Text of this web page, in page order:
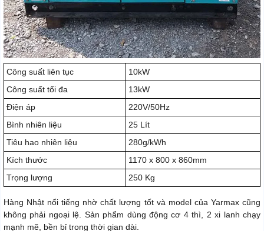
Công suất liên tục
10kW
Công suất tối đa
13kW
Điện áp
220V/50Hz
Bình nhiên liệu
25 Lít
Tiêu hao nhiên liệu
280g/kWh
Kích thước
1170 x 800 x 860mm
Trọng lượng
250 Kg
Hàng Nhật nổi tiếng nhờ chất lượng tốt và model của Yarmax cũng
không phải ngoại lệ. Sản phẩm dùng động cơ 4 thì, 2 xi lanh chạy
mạnh mẽ, bền bỉ trong thời gian dài.